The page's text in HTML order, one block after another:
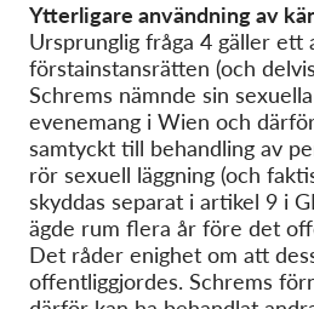
Ytterligare användning av
Ursprunglig fråga 4 gäller ett
förstainstansrätten (och
Schrems nämnde sin
evenemang i Wien och
samtyckt till behandling av
rör sexuell läggning (och
skyddas separat i artikel 9 i
ägde rum flera år före det
Det råder enighet om att
offentliggjordes. Schrems